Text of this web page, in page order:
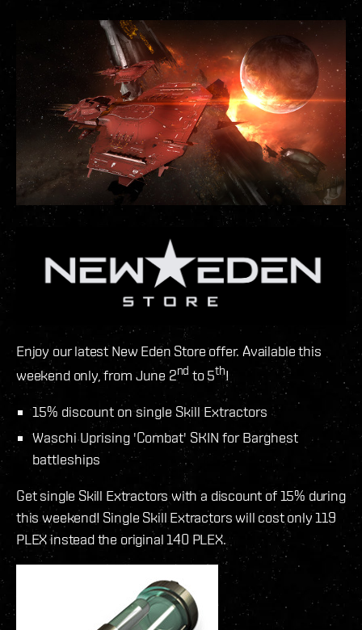
Enjoy our latest New Eden Store offer. Available this
weekend only, from June 2nd to 5th!
15% discount on single Skill Extractors
Waschi Uprising 'Combat' SKIN for Barghest
battleships
Get single Skill Extractors with a discount of 15% during
this weekend! Single Skill Extractors will cost only 119
PLEX instead the original 140 PLEX.